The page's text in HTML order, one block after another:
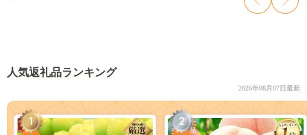
人気返礼品ランキング
2026年08月07日最新
1 2